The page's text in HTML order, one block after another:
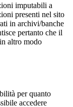
imputabili a
presenti nel sito
in archivi/banche
pertanto che il
altro modo
per quanto
accedere